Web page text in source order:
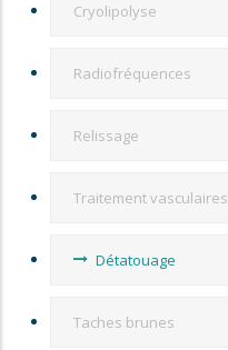
Cryolipolyse
Radiofréquences
Relissage
Traitement vasculaires
Détatouage
Taches brunes